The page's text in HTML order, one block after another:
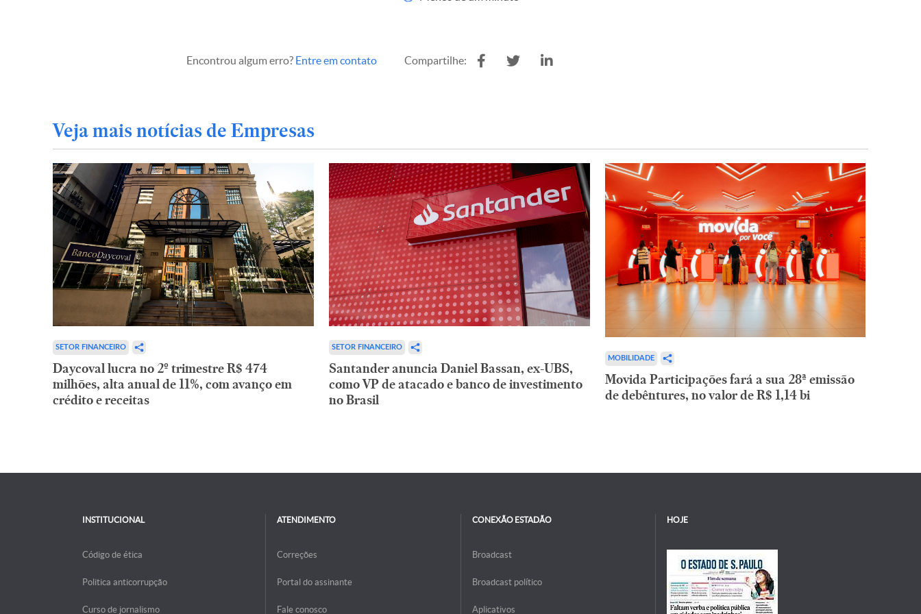
Encontrou algum erro? Entre em contato Compartilhe:
Veja mais notícias de Empresas
SETOR FINANCEIRO
Daycoval lucra no 2º trimestre R$ 474
milhões, alta anual de 11%, com avanço em
crédito e receitas
SETOR FINANCEIRO
Santander anuncia Daniel Bassan, ex-UBS,
como VP de atacado e banco de investimento
no Brasil
MOBILIDADE
Movida Participações fará a sua 28ª emissão
de debêntures, no valor de R$ 1,14 bi
INSTITUCIONAL
Código de ética
Politica anticorrupção
Curso de jornalismo
ATENDIMENTO
Correções
Portal do assinante
Fale conosco
CONEXÃO ESTADÃO
Broadcast
Broadcast político
Aplicativos
HOJE